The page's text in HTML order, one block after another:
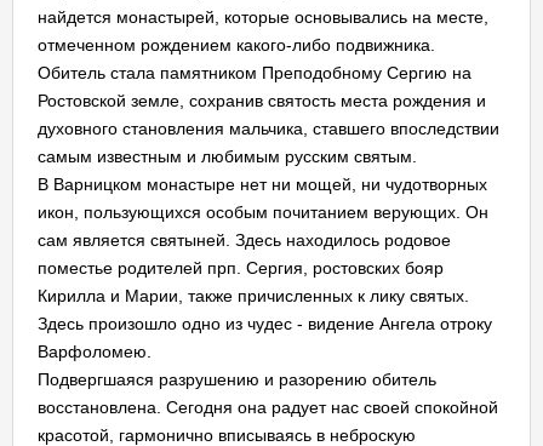
найдется монастырей, которые основывались на месте,
отмеченном рождением какого-либо подвижника.
Обитель стала памятником Преподобному Сергию на
Ростовской земле, сохранив святость места рождения и
духовного становления мальчика, ставшего впоследствии
самым известным и любимым русским святым.
В Варницком монастыре нет ни мощей, ни чудотворных
икон, пользующихся особым почитанием верующих. Он
сам является святыней. Здесь находилось родовое
поместье родителей прп. Сергия, ростовских бояр
Кирилла и Марии, также причисленных к лику святых.
Здесь произошло одно из чудес - видение Ангела отроку
Варфоломею.
Подвергшаяся разрушению и разорению обитель
восстановлена. Сегодня она радует нас своей спокойной
красотой, гармонично вписываясь в неброскую